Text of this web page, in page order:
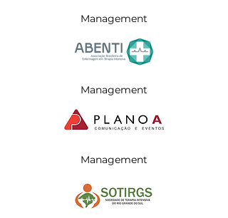
Management
Management
Management